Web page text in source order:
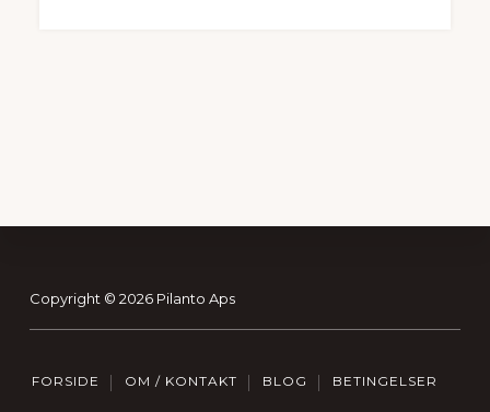
Footer
Copyright © 2026 Pilanto Aps
FORSIDE OM / KONTAKT BLOG BETINGELSER